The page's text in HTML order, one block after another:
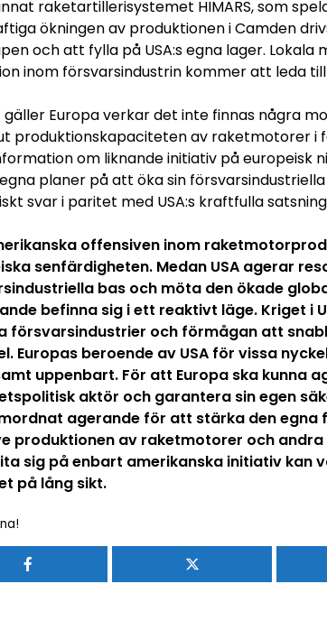
raketartillerisystemet HIMARS, som
ökningen av produktionen i Camden
och att fylla på USA:s egna lager.
inom försvarsindustrin kommer att leda
gäller Europa verkar det inte finnas några
produktionskapaciteten av raketmotorer i
om liknande initiativ på europeisk
planer på att öka sin
svar i paritet med USA:s kraftfulla
offensiven inom
senfärdigheten. Medan USA agerar
bas och möta den ökade
befinna sig i ett reaktivt läge. Kriget i
försvarsindustrier och förmågan att
Europas beroende av USA för vissa
uppenbart. För att Europa ska kunna
aktör och garantera sin egen
agerande för att stärka den
produktionen av raketmotorer och
sig på enbart amerikanska initiativ kan
på lång sikt.